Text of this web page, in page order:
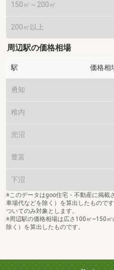
150㎡～200㎡
200㎡以上
周辺駅の価格相場
駅 価格相
勇知
稚内
兜沼
豊富
下沼
※このデータはgoo住宅・不動産に掲載
車場代などを除く）を算出したもので
ついてのみ対象とします。
※周辺駅の価格相場は広さ100㎡~150
除く）を算出したものです。